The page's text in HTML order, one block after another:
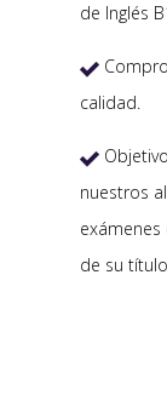
de Inglés

calidad.

nuestros
de su